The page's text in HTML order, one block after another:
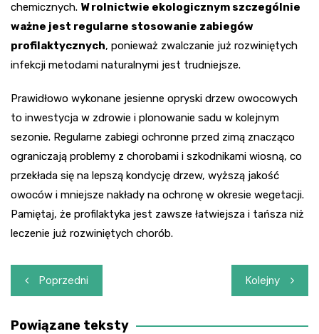
chemicznych. W rolnictwie ekologicznym szczególnie
ważne jest regularne stosowanie zabiegów
profilaktycznych, ponieważ zwalczanie już rozwiniętych
infekcji metodami naturalnymi jest trudniejsze.
Prawidłowo wykonane jesienne opryski drzew owocowych
to inwestycja w zdrowie i plonowanie sadu w kolejnym
sezonie. Regularne zabiegi ochronne przed zimą znacząco
ograniczają problemy z chorobami i szkodnikami wiosną, co
przekłada się na lepszą kondycję drzew, wyższą jakość
owoców i mniejsze nakłady na ochronę w okresie wegetacji.
Pamiętaj, że profilaktyka jest zawsze łatwiejsza i tańsza niż
leczenie już rozwiniętych chorób.
Nawigacja
wpisu
Poprzedni Kolejny
Powiązane teksty